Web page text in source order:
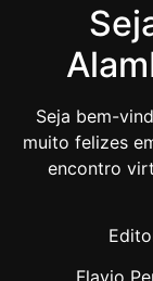
Seja bem-
muito felizes
encontro